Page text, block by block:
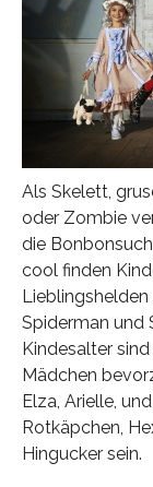
Als Skelett,
oder Zombie
die
cool finden
Lieblingshelden
Spiderman und
Kindesalter
Mädchen
Elza, Arielle,
Rotkäpchen,
Hingucker sein.